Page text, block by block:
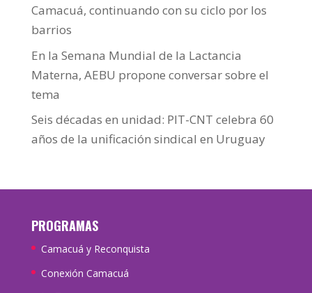
Camacuá, continuando con su ciclo por los
barrios
En la Semana Mundial de la Lactancia
Materna, AEBU propone conversar sobre el
tema
Seis décadas en unidad: PIT-CNT celebra 60
años de la unificación sindical en Uruguay
PROGRAMAS
Camacuá y Reconquista
Conexión Camacuá